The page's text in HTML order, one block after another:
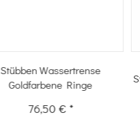
Stübben Wassertrense
Goldfarbene Ringe
76,50 € *